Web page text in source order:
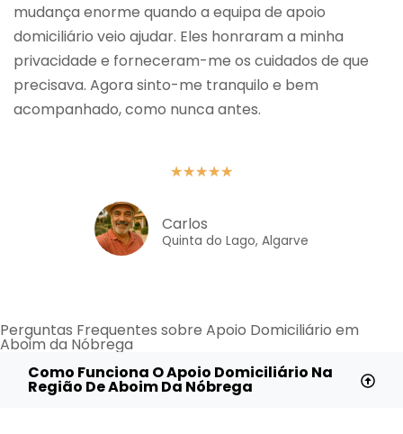
mudança enorme quando a equipa de apoio
domiciliário veio ajudar. Eles honraram a minha
privacidade e forneceram-me os cuidados de que
precisava. Agora sinto-me tranquilo e bem
acompanhado, como nunca antes.
★★★★★
Carlos
Quinta do Lago, Algarve
Perguntas Frequentes sobre Apoio Domiciliário em
Aboim da Nóbrega
Como Funciona O Apoio Domiciliário Na
Região De Aboim Da Nóbrega